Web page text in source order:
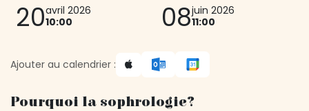
20avril 2026
10:00
08juin 2026
11:00
Ajouter au calendrier :
Pourquoi la sophrologie?